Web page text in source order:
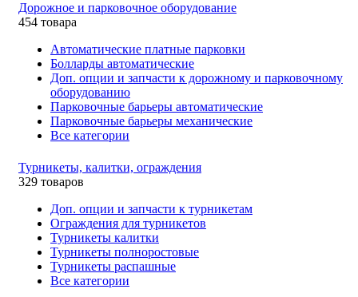
Дорожное и парковочное оборудование
454 товара
Автоматические платные парковки
Болларды автоматические
Доп. опции и запчасти к дорожному и парковочному
оборудованию
Парковочные барьеры автоматические
Парковочные барьеры механические
Все категории
Турникеты, калитки, ограждения
329 товаров
Доп. опции и запчасти к турникетам
Ограждения для турникетов
Турникеты калитки
Турникеты полноростовые
Турникеты распашные
Все категории